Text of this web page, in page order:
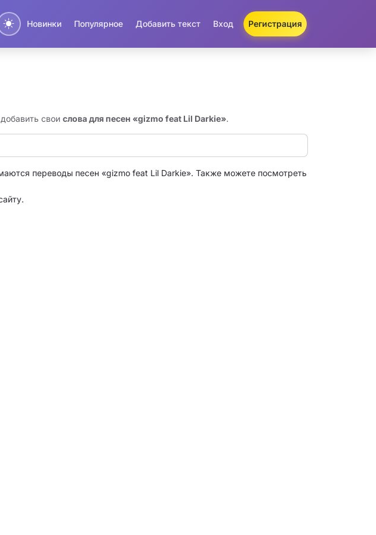
Новинки Популярное Добавить текст Вход Регистрация
свои слова для песен «gizmo feat Lil Darkie».
переводы песен «gizmo feat Lil Darkie». Также можете посмотреть